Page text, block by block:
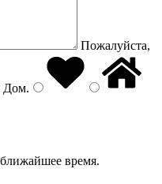
Пожалуйста,
Дом.
время.